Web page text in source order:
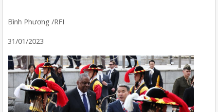
Bình Phương /RFI
31/01/2023